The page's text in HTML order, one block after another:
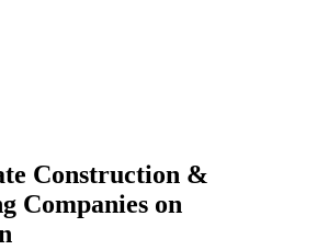
Construction &
Companies on